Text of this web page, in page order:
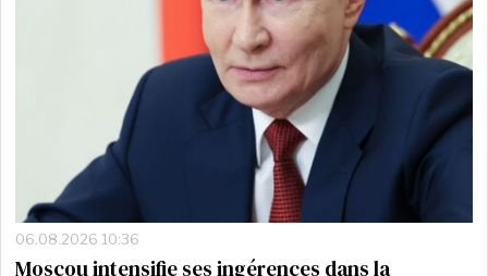
06.08.2026 10:36
Moscou intensifie ses ingérences dans la